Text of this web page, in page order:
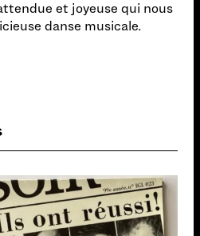
et joyeuse qui nous
danse musicale.